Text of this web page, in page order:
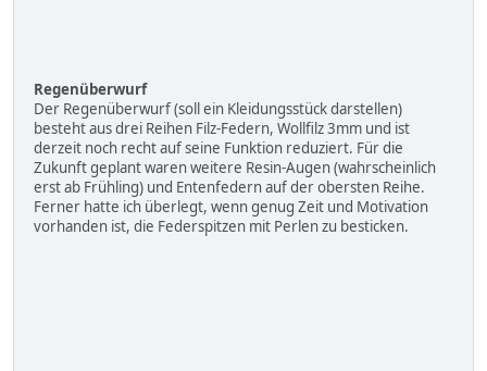
Regenüberwurf
Der Regenüberwurf (soll ein Kleidungsstück darstellen)
besteht aus drei Reihen Filz-Federn, Wollfilz 3mm und ist
derzeit noch recht auf seine Funktion reduziert. Für die
Zukunft geplant waren weitere Resin-Augen (wahrscheinlich
erst ab Frühling) und Entenfedern auf der obersten Reihe.
Ferner hatte ich überlegt, wenn genug Zeit und Motivation
vorhanden ist, die Federspitzen mit Perlen zu besticken.